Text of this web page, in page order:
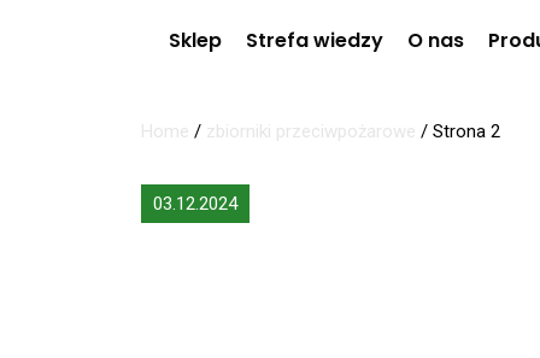
Sklep Strefa wiedzy O nas
Home / zbiorniki przeciwpożarowe / Strona 2
03.12.2024